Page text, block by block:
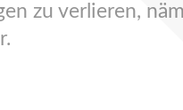
zu verlieren,